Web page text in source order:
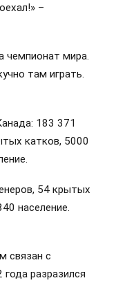
–
чемпионат мира.
там играть.
183 371
катков, 5000
54 крытых
население.
связан с
разразился